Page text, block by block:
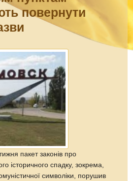
повернути
пакет законів про
історичного спадку, зокрема,
символіки, порушив